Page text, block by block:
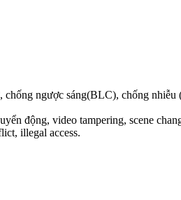
ngược sáng(BLC), chống
động, video tampering, scene
illegal access.